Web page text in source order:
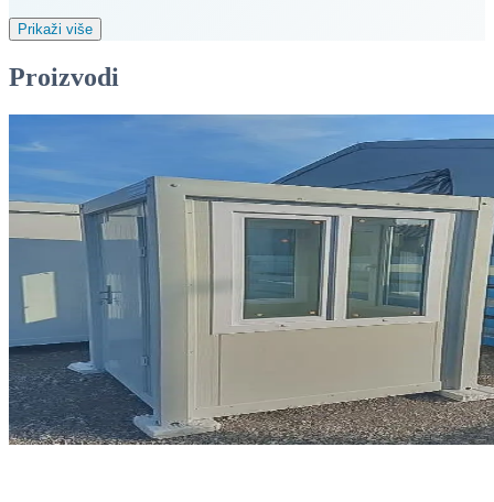
Prikaži više
Proizvodi